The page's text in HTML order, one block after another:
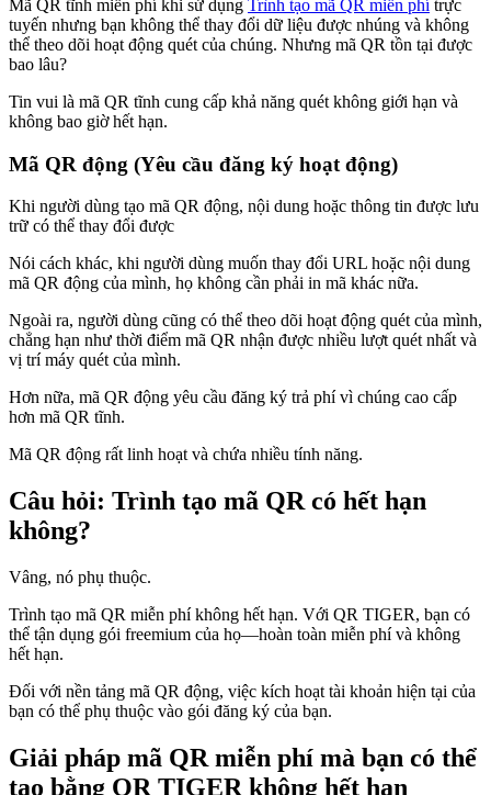
Mã QR tĩnh miễn phí khi sử dụng Trình tạo mã QR miễn phítrực
tuyến nhưng bạn không thể thay đổi dữ liệu được nhúng và không
thể theo dõi hoạt động quét của chúng. Nhưng mã QR tồn tại được
bao lâu?
Tin vui là mã QR tĩnh cung cấp khả năng quét không giới hạn và
không bao giờ hết hạn.
Mã QR động (Yêu cầu đăng ký hoạt động)
Khi người dùng tạo mã QR động, nội dung hoặc thông tin được lưu
trữ có thể thay đổi được
Nói cách khác, khi người dùng muốn thay đổi URL hoặc nội dung
mã QR động của mình, họ không cần phải in mã khác nữa.
Ngoài ra, người dùng cũng có thể theo dõi hoạt động quét của mình,
chẳng hạn như thời điểm mã QR nhận được nhiều lượt quét nhất và
vị trí máy quét của mình.
Hơn nữa, mã QR động yêu cầu đăng ký trả phí vì chúng cao cấp
hơn mã QR tĩnh.
Mã QR động rất linh hoạt và chứa nhiều tính năng.
Câu hỏi: Trình tạo mã QR có hết hạn
không?
Vâng, nó phụ thuộc.
Trình tạo mã QR miễn phí không hết hạn. Với QR TIGER, bạn có
thể tận dụng gói freemium của họ—hoàn toàn miễn phí và không
hết hạn.
Đối với nền tảng mã QR động, việc kích hoạt tài khoản hiện tại của
bạn có thể phụ thuộc vào gói đăng ký của bạn.
Giải pháp mã QR miễn phí mà bạn có thể
tạo bằng QR TIGER không hết hạn